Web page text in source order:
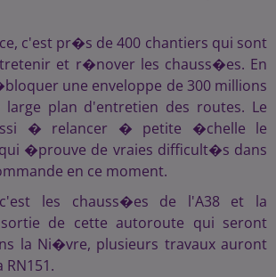
c'est pr�s de 400 chantiers qui sont
et r�nover les chauss�es. En
une enveloppe de 300 millions
plan d'entretien des routes. Le
� relancer � petite �chelle le
�prouve de vraies difficult�s dans
en ce moment.
les chauss�es de l'A38 et la
de cette autoroute qui seront
la Ni�vre, plusieurs travaux auront
RN151.